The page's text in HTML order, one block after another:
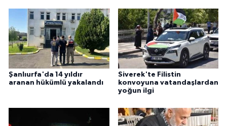
Şanlıurfa'da 14 yıldır
aranan hükümlü yakalandı
Siverek'te Filistin
konvoyuna vatandaşlardan
yoğun ilgi
YAŞAM
YEREL
Yerel Haberler